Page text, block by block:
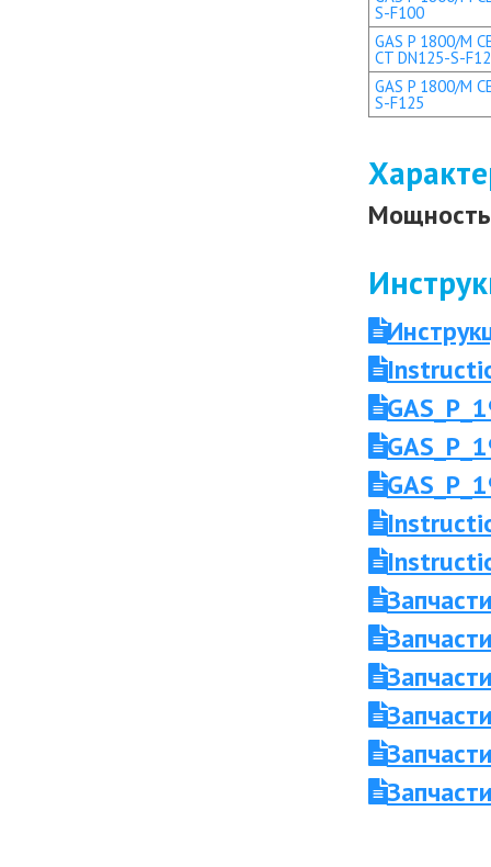
S-F100
GAS P 1800/M
CT DN125-S-
GAS P 1800/M
S-F125
Мощность